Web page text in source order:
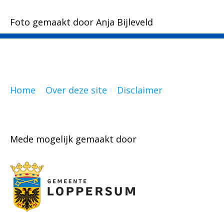
Foto gemaakt door Anja Bijleveld
Home Over deze site Disclaimer
Mede mogelijk gemaakt door